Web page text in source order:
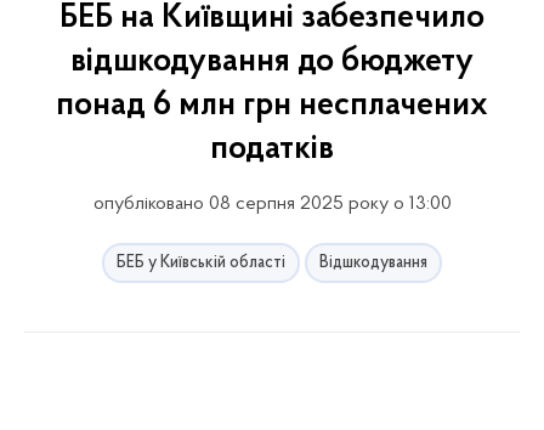
БЕБ на Київщині забезпечило
відшкодування до бюджету
понад 6 млн грн несплачених
податків
опубліковано 08 серпня 2025 року о 13:00
БЕБ у Київській області Відшкодування